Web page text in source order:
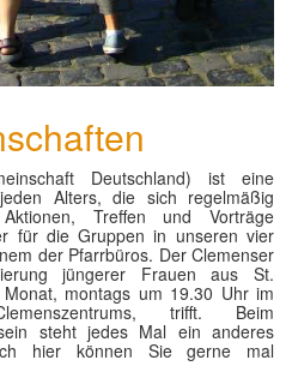
Deutschland) ist eine
Alters, die sich regelmäßig
Treffen und Vorträge
für die Gruppen in unseren vier
der Pfarrbüros. Der Clemenser
jüngerer Frauen aus St.
montags um 19.30 Uhr im
trifft. Beim
steht jedes Mal ein anderes
hier können Sie gerne mal